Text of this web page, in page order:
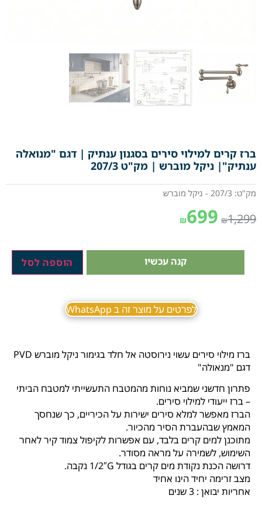
ברז קרים למילוי סירים בסגנון ענתיק | דגם "מנואלה
ענתיק"| ניקל מוברש | מק"ט 207/3
מק"ט: 207/3 - ניקל מוברש
₪1,299
₪699
קנה עכשיו הוספה לסל
לפרטים על מוצר זה ב WhatsApp
ברז מילוי סירים עשוי נירוסטה אל חלד בגימור ניקל מוברש PVD
דגם "מנאולה"
פתרון חדשני שמביא נוחות מהמטבח התעשייתי למטבח הביתי
– ברז ייעודי למילוי סירים.
הברז מאפשר למלא סירים ישירות על הכיריים, כך שנחסך
המאמץ שבהעברת הסיר מהכיור.
מתוכנן למים קרים בלבד, עם אפשרות לקיפול צמוד קיר לאחר
השימוש, לשמירה על מראה מסודר.
דרושה הכנת נקודת מים קרים בגודל 1/2″G נקבה.
מצב זרימה יחיד הינו אחיד
אחריות יבואן : 3 שנים